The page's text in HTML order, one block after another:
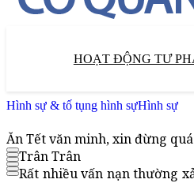
HOẠT ĐỘNG TƯ
Hình sự & tố tụng hình sựHình sự
Ăn Tết văn minh, xin đừng
Trân Trân
Rất nhiều vấn nạn thường